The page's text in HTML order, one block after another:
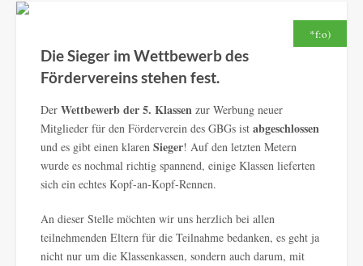
*f:o)
Die Sieger im Wettbewerb des
Fördervereins stehen fest.
Der Wettbewerb der 5. Klassen zur Werbung neuer
Mitglieder für den Förderverein des GBGs ist abgeschlossen
und es gibt einen klaren Sieger! Auf den letzten Metern
wurde es nochmal richtig spannend, einige Klassen lieferten
sich ein echtes Kopf-an-Kopf-Rennen.
An dieser Stelle möchten wir uns herzlich bei allen
teilnehmenden Eltern für die Teilnahme bedanken, es geht ja
nicht nur um die Klassenkassen, sondern auch darum, mit